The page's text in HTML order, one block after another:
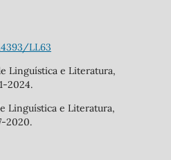
LL63
Linguística e Literatura,
2024.
Linguística e Literatura,
2020.